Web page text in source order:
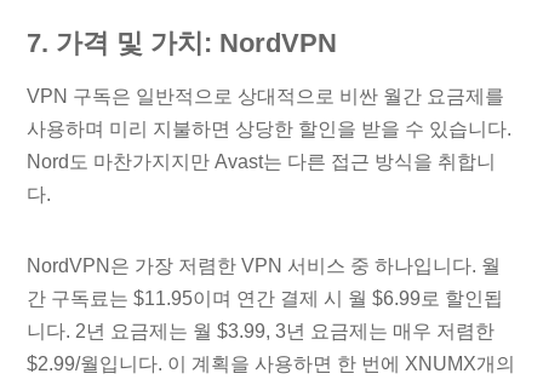
7. 가격 및 가치: NordVPN
VPN 구독은 일반적으로 상대적으로 비싼 월간 요금제를
사용하며 미리 지불하면 상당한 할인을 받을 수 있습니다.
Nord도 마찬가지지만 Avast는 다른 접근 방식을 취합니
다.
NordVPN은 가장 저렴한 VPN 서비스 중 하나입니다. 월
간 구독료는 $11.95이며 연간 결제 시 월 $6.99로 할인됩
니다. 2년 요금제는 월 $3.99, 3년 요금제는 매우 저렴한
$2.99/월입니다. 이 계획을 사용하면 한 번에 XNUMX개의